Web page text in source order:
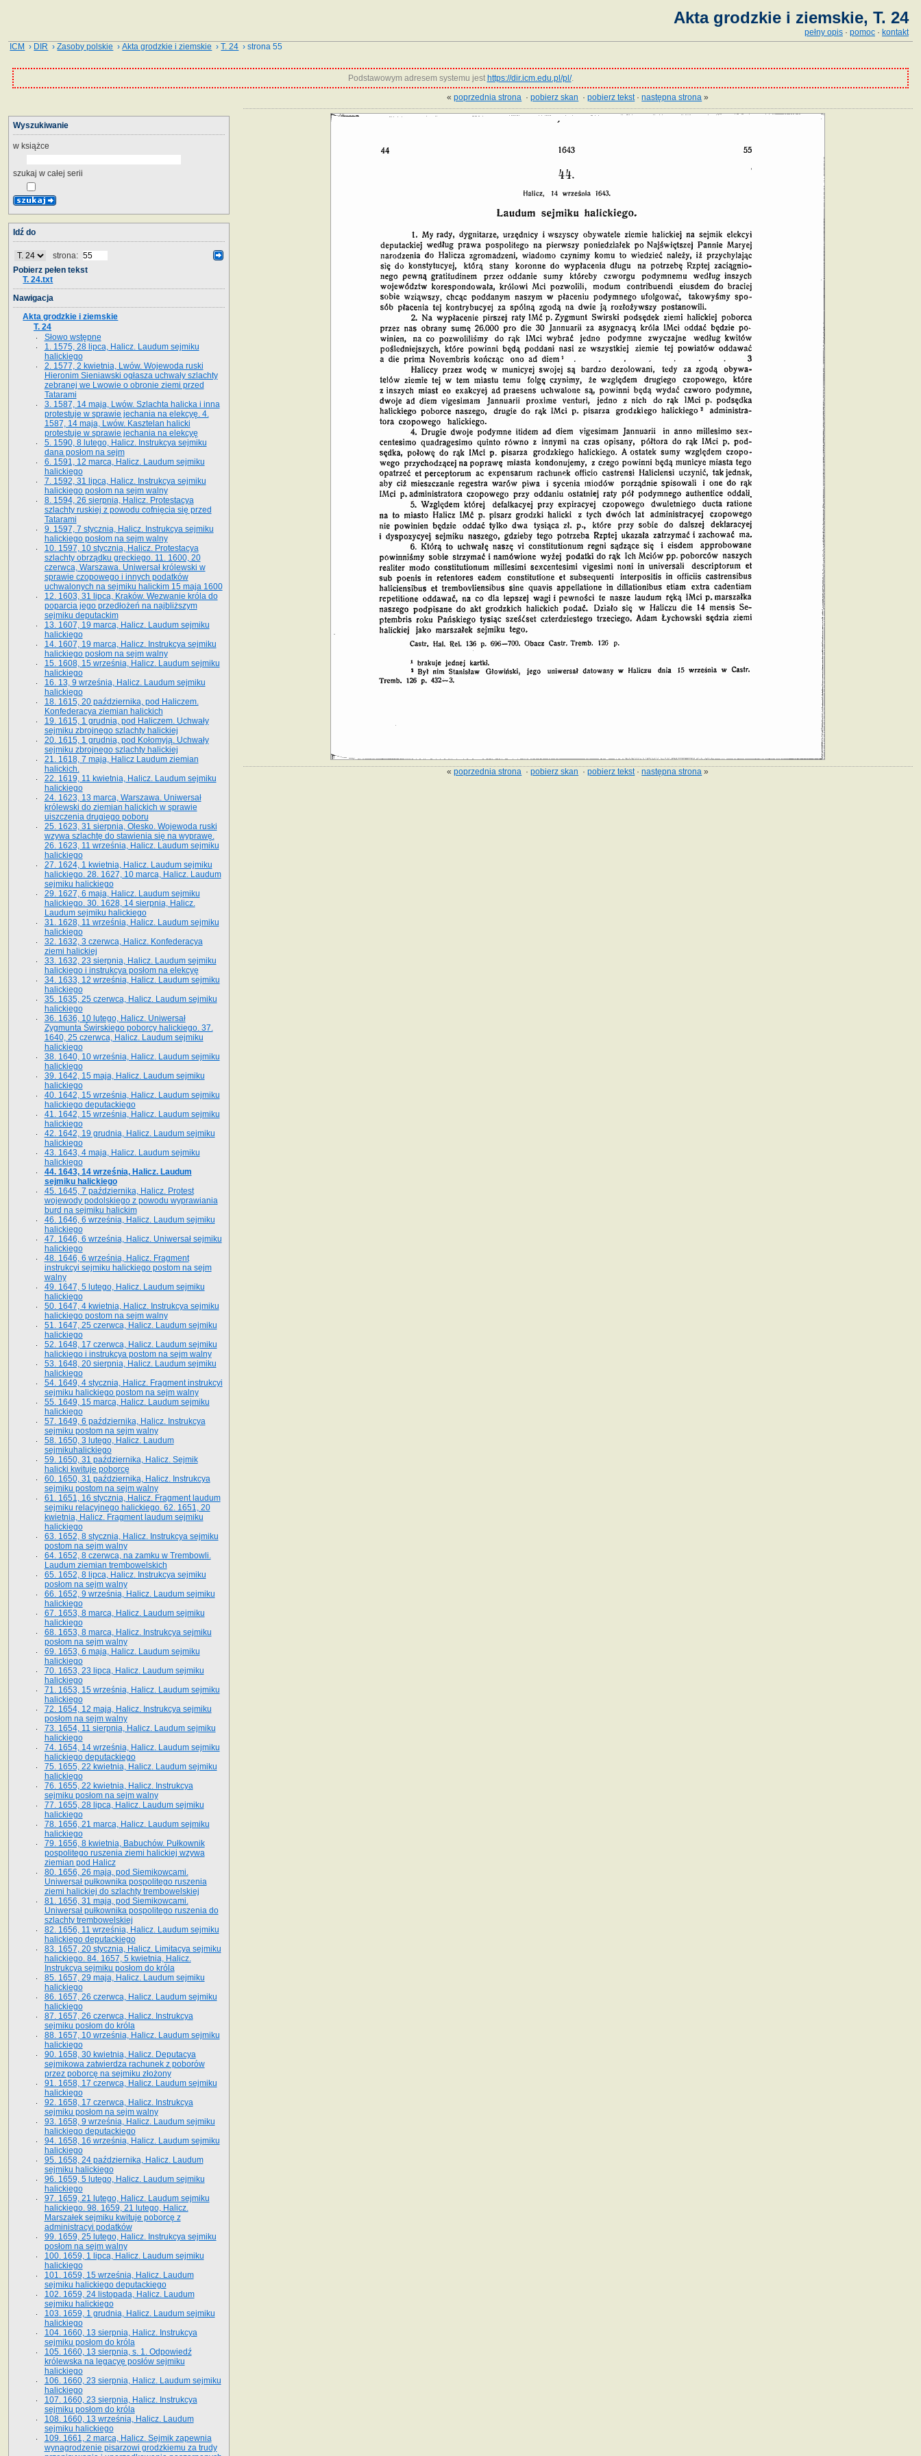
Akta grodzkie i ziemskie, T. 24
pełny opis · pomoc · kontakt
ICM › DIR ›Zasoby polskie ›Akta grodzkie i ziemskie ›T. 24 › strona 55
Podstawowym adresem systemu jest https://dir.icm.edu.pl/pl/.
«poprzednia strona ·pobierz skan ·pobierz tekst·następna strona »
«poprzednia strona ·pobierz skan ·pobierz tekst·następna strona »
Wyszukiwanie
w książce
szukaj w całej serii
Idź do
strona:
Pobierz pełen tekst
T. 24.txt
Nawigacja
Akta grodzkie i ziemskie
T. 24
Słowo wstępne
1. 1575, 28 lipca, Halicz. Laudum sejmiku
halickiego
2. 1577, 2 kwietnia, Lwów. Wojewoda ruski
Hieronim Sieniawski ogłasza uchwały szlachty
zebranej we Lwowie o obronie ziemi przed
Tatarami
3. 1587, 14 maja, Lwów. Szlachta halicka i inna
protestuje w sprawie jechania na elekcyę. 4.
1587, 14 maja, Lwów. Kasztelan halicki
protestuje w sprawie jechania na elekcyę
5. 1590, 8 lutego, Halicz. Instrukcya sejmiku
dana posłom na sejm
6. 1591, 12 marca, Halicz. Laudum sejmiku
halickiego
7. 1592, 31 lipca, Halicz. Instrukcya sejmiku
halickiego posłom na sejm walny
8. 1594, 26 sierpnia, Halicz. Protestacya
szlachty ruskiej z powodu cofnięcia się przed
Tatarami
9. 1597, 7 stycznia, Halicz. Instrukcya sejmiku
halickiego posłom na sejm walny
10. 1597, 10 stycznia, Halicz. Protestacya
szlachty obrządku greckiego. 11. 1600, 20
czerwca, Warszawa. Uniwersał królewski w
sprawie czopowego i innych podatków
uchwalonych na sejmiku halickim 15 maja 1600
12. 1603, 31 lipca, Kraków. Wezwanie króla do
poparcia jego przedłożeń na najbliższym
sejmiku deputackim
13. 1607, 19 marca, Halicz. Laudum sejmiku
halickiego
14. 1607, 19 marca, Halicz. Instrukcya sejmiku
halickiego posłom na sejm walny
15. 1608, 15 września, Halicz. Laudum sejmiku
halickiego
16. 13, 9 września, Halicz. Laudum sejmiku
halickiego
18. 1615, 20 października, pod Haliczem.
Konfederacya ziemian halickich
19. 1615, 1 grudnia, pod Haliczem. Uchwały
sejmiku zbrojnego szlachty halickiej
20. 1615, 1 grudnia, pod Kołomyją. Uchwały
sejmiku zbrojnego szlachty halickiej
21. 1618, 7 maja, Halicz Laudum ziemian
halickich.
22. 1619, 11 kwietnia, Halicz. Laudum sejmiku
halickiego
24. 1623, 13 marca, Warszawa. Uniwersał
królewski do ziemian halickich w sprawie
uiszczenia drugiego poboru
25. 1623, 31 sierpnia, Olesko. Wojewoda ruski
wzywa szlachtę do stawienia się na wyprawę.
26. 1623, 11 września, Halicz. Laudum sejmiku
halickiego
27. 1624, 1 kwietnia, Halicz. Laudum sejmiku
halickiego. 28. 1627, 10 marca, Halicz. Laudum
sejmiku halickiego
29. 1627, 6 maja, Halicz. Laudum sejmiku
halickiego. 30. 1628, 14 sierpnia, Halicz.
Laudum sejmiku halickiego
31. 1628, 11 września, Halicz. Laudum sejmiku
halickiego
32. 1632, 3 czerwca, Halicz. Konfederacya
ziemi halickiej
33. 1632, 23 sierpnia, Halicz. Laudum sejmiku
halickiego i instrukcya posłom na elekcyę
34. 1633, 12 września, Halicz. Laudum sejmiku
halickiego
35. 1635, 25 czerwca, Halicz. Laudum sejmiku
halickiego
36. 1636, 10 lutego, Halicz. Uniwersał
Zygmunta Świrskiego poborcy halickiego. 37.
1640, 25 czerwca, Halicz. Laudum sejmiku
halickiego
38. 1640, 10 września, Halicz. Laudum sejmiku
halickiego
39. 1642, 15 maja, Halicz. Laudum sejmiku
halickiego
40. 1642, 15 września, Halicz. Laudum sejmiku
halickiego deputackiego
41. 1642, 15 września, Halicz. Laudum sejmiku
halickiego
42. 1642, 19 grudnia, Halicz. Laudum sejmiku
halickiego
43. 1643, 4 maja, Halicz. Laudum sejmiku
halickiego
44. 1643, 14 września, Halicz. Laudum
sejmiku halickiego
45. 1645, 7 października, Halicz. Protest
wojewody podolskiego z powodu wyprawiania
burd na sejmiku halickim
46. 1646, 6 września, Halicz. Laudum sejmiku
halickiego
47. 1646, 6 września, Halicz. Uniwersał sejmiku
halickiego
48. 1646, 6 września, Halicz. Fragment
instrukcyi sejmiku halickiego postom na sejm
walny
49. 1647, 5 lutego, Halicz. Laudum sejmiku
halickiego
50. 1647, 4 kwietnia, Halicz. Instrukcya sejmiku
halickiego postom na sejm walny
51. 1647, 25 czerwca, Halicz. Laudum sejmiku
halickiego
52. 1648, 17 czerwca, Halicz. Laudum sejmiku
halickiego i instrukcya postom na sejm walny
53. 1648, 20 sierpnia, Halicz. Laudum sejmiku
halickiego
54. 1649, 4 stycznia, Halicz. Fragment instrukcyi
sejmiku halickiego postom na sejm walny
55. 1649, 15 marca, Halicz. Laudum sejmiku
halickiego
57. 1649, 6 października, Halicz. Instrukcya
sejmiku postom na sejm walny
58. 1650, 3 lutego, Halicz. Laudum
sejmikuhalickiego
59. 1650, 31 października, Halicz. Sejmik
halicki kwituje poborcę
60. 1650, 31 października, Halicz. Instrukcya
sejmiku postom na sejm walny
61. 1651, 16 stycznia, Halicz. Fragment laudum
sejmiku relacyjnego halickiego. 62. 1651, 20
kwietnia, Halicz. Fragment laudum sejmiku
halickiego
63. 1652, 8 stycznia, Halicz. Instrukcya sejmiku
postom na sejm walny
64. 1652, 8 czerwca, na zamku w Trembowli.
Laudum ziemian trembowelskich
65. 1652, 8 lipca, Halicz. Instrukcya sejmiku
posłom na sejm walny
66. 1652, 9 września, Halicz. Laudum sejmiku
halickiego
67. 1653, 8 marca, Halicz. Laudum sejmiku
halickiego
68. 1653, 8 marca, Halicz. Instrukcya sejmiku
posłom na sejm walny
69. 1653, 6 maja, Halicz. Laudum sejmiku
halickiego
70. 1653, 23 lipca, Halicz. Laudum sejmiku
halickiego
71. 1653, 15 września, Halicz. Laudum sejmiku
halickiego
72. 1654, 12 maja, Halicz. Instrukcya sejmiku
posłom na sejm walny
73. 1654, 11 sierpnia, Halicz. Laudum sejmiku
halickiego
74. 1654, 14 września, Halicz. Laudum sejmiku
halickiego deputackiego
75. 1655, 22 kwietnia, Halicz. Laudum sejmiku
halickiego
76. 1655, 22 kwietnia, Halicz. Instrukcya
sejmiku posłom na sejm walny
77. 1655, 28 lipca, Halicz. Laudum sejmiku
halickiego
78. 1656, 21 marca, Halicz. Laudum sejmiku
halickiego
79. 1656, 8 kwietnia, Babuchów. Pułkownik
pospolitego ruszenia ziemi halickiej wzywa
ziemian pod Halicz
80. 1656, 26 maja, pod Siemikowcami.
Uniwersał pułkownika pospolitego ruszenia
ziemi halickiej do szlachty trembowelskiej
81. 1656, 31 maja, pod Siemikowcami.
Uniwersał pułkownika pospolitego ruszenia do
szlachty trembowelskiej
82. 1656, 11 września, Halicz. Laudum sejmiku
halickiego deputackiego
83. 1657, 20 stycznia, Halicz. Limitacya sejmiku
halickiego. 84. 1657, 5 kwietnia, Halicz.
Instrukcya sejmiku posłom do króla
85. 1657, 29 maja, Halicz. Laudum sejmiku
halickiego
86. 1657, 26 czerwca, Halicz. Laudum sejmiku
halickiego
87. 1657, 26 czerwca, Halicz. Instrukcya
sejmiku posłom do króla
88. 1657, 10 września, Halicz. Laudum sejmiku
halickiego
90. 1658, 30 kwietnia, Halicz. Deputacya
sejmikowa zatwierdza rachunek z poborów
przez poborcę na sejmiku złożony
91. 1658, 17 czerwca, Halicz. Laudum sejmiku
halickiego
92. 1658, 17 czerwca, Halicz. Instrukcya
sejmiku posłom na sejm walny
93. 1658, 9 września, Halicz. Laudum sejmiku
halickiego deputackiego
94. 1658, 16 września, Halicz. Laudum sejmiku
halickiego
95. 1658, 24 października, Halicz. Laudum
sejmiku halickiego
96. 1659, 5 lutego, Halicz. Laudum sejmiku
halickiego
97. 1659, 21 lutego, Halicz. Laudum sejmiku
halickiego. 98. 1659, 21 lutego, Halicz.
Marszałek sejmiku kwituje poborcę z
administracyi podatków
99. 1659, 25 lutego, Halicz. Instrukcya sejmiku
posłom na sejm walny
100. 1659, 1 lipca, Halicz. Laudum sejmiku
halickiego
101. 1659, 15 września, Halicz. Laudum
sejmiku halickiego deputackiego
102. 1659, 24 listopada, Halicz. Laudum
sejmiku halickiego
103. 1659, 1 grudnia, Halicz. Laudum sejmiku
halickiego
104. 1660, 13 sierpnia, Halicz. Instrukcya
sejmiku posłom do króla
105. 1660, 13 sierpnia, s. 1. Odpowiedź
królewska na legacyę posłów sejmiku
halickiego
106. 1660, 23 sierpnia, Halicz. Laudum sejmiku
halickiego
107. 1660, 23 sierpnia, Halicz. Instrukcya
sejmiku posłom do króla
108. 1660, 13 września, Halicz. Laudum
sejmiku halickiego
109. 1661, 2 marca, Halicz. Sejmik zapewnia
wynagrodzenie pisarzowi grodzkiemu za trudy